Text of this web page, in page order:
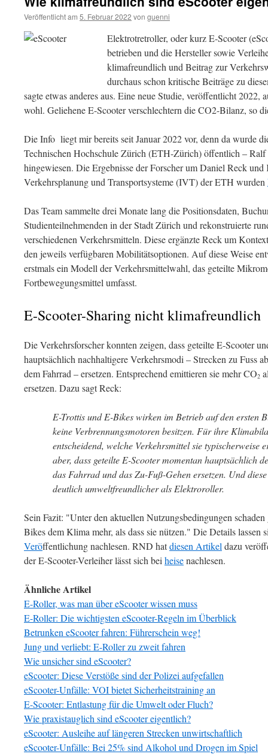
Veröffentlicht am 5. Februar 2022 von guenni
Elektrotretroller, oder kurz E-Scooter
betrieben und die Hersteller sowie
klimafreundlich und Beitrag zur
durchaus schon kritische Beiträge zu
sagte etwas anderes aus. Eine neue Studie, veröffentlicht 2022,
wohl. Geliehene E-Scooter verschlechtern die CO2-Bilanz, so
Die Info liegt mir bereits seit Januar 2022 vor, denn da wurde
Technischen Hochschule Zürich (ETH-Zürich) öffentlich –
hingewiesen. Die Ergebnisse der Forscher um Daniel Reck
Verkehrsplanung und Transportsysteme (IVT) der ETH wurden
Das Team sammelte drei Monate lang die Positionsdaten,
Studienteilnehmenden in der Stadt Zürich und rekonstruierte
verschiedenen Verkehrsmitteln. Diese ergänzte Reck um
den jeweils verfügbaren Mobilitätsoptionen. Auf diese Weise
erstmals ein Modell der Verkehrsmittelwahl, das geteilte
Fortbewegungsmittel umfasst.
E-Scooter-Sharing nicht klimafreundlich
Die Verkehrsforscher konnten zeigen, dass geteilte E-Scooter
hauptsächlich nachhaltigere Verkehrsmodi – Strecken zu Fuss
dem Fahrrad – ersetzen. Entsprechend emittieren sie mehr CO2
ersetzen. Dazu sagt Reck:
E-​Trottis und E-​Bikes wirken im Betrieb auf den ersten
keine Verbrennungsmotoren besitzen. Für ihre
entscheidend, welche Verkehrsmittel sie typischerweise
aber, dass geteilte E-Scooter momentan hauptsächlich
das Fahrrad und das Zu-Fuß-Gehen ersetzen. Und
deutlich umweltfreundlicher als Elektroroller.
Sein Fazit: "Unter den aktuellen Nutzungsbedingungen
Bikes dem Klima mehr, als dass sie nützen." Die Details lassen
Veröffentlichung nachlesen. RND hatdiesen Artikel dazu
der E-Scooter-Verleiher lässt sich bei heisenachlesen.
Ähnliche Artikel
E-Roller, was man über eScooter wissen muss
E-Roller: Die wichtigsten eScooter-Regeln im Überblick
Betrunken eScooter fahren: Führerschein weg!
Jung und verliebt: E-Roller zu zweit fahren
Wie unsicher sind eScooter?
eScooter: Diese Verstöße sind der Polizei aufgefallen
eScooter-Unfälle: VOI bietet Sicherheitstraining an
E-Scooter: Entlastung für die Umwelt oder Fluch?
Wie praxistauglich sind eScooter eigentlich?
eScooter: Ausleihe auf längeren Strecken unwirtschaftlich
eScooter-Unfälle: Bei 25% sind Alkohol und Drogen im Spiel